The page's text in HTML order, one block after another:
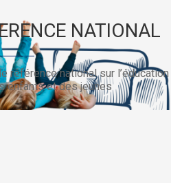
NATIONAL
référence national sur l’éducation
enfants et des jeunes